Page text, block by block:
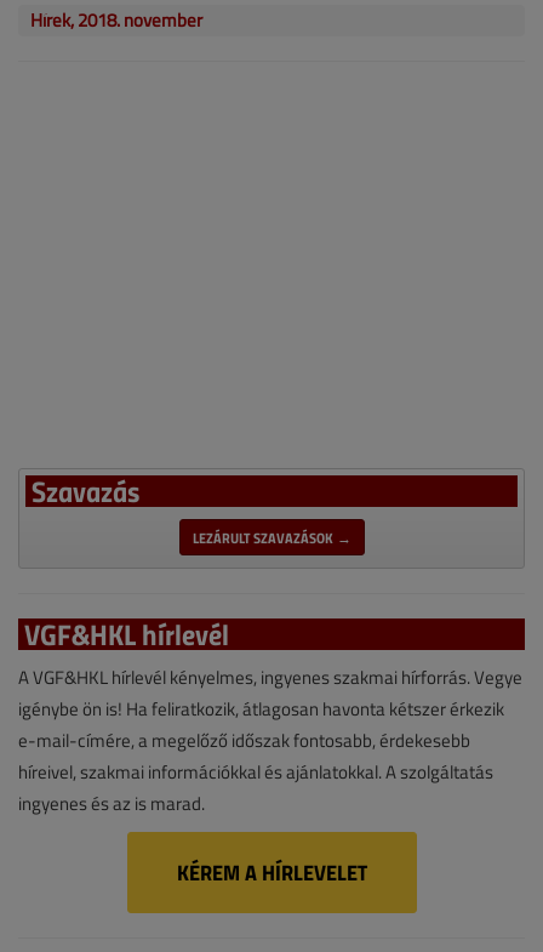
Hírek, 2018. november
Szavazás
LEZÁRULT SZAVAZÁSOK →
VGF&HKL hírlevél
A VGF&HKL hírlevél kényelmes, ingyenes szakmai hírforrás. Vegye
igénybe ön is! Ha feliratkozik, átlagosan havonta kétszer érkezik
e-mail-címére, a megelőző időszak fontosabb, érdekesebb
híreivel, szakmai információkkal és ajánlatokkal. A szolgáltatás
ingyenes és az is marad.
KÉREM A HÍRLEVELET